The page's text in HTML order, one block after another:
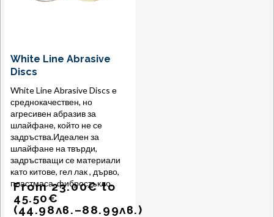
White Line Abrasive
Discs
White Line Abrasive Discs е
среднокачествен, но
агресивен абразив за
шлайфане, който не се
задръства.Идеален за
шлайфане на твърди,
задръстващи се материали
като китове, гел лак , дърво,
пластмаса, фибростъкло.
From23.00€to
45.50€
(44.98лв.–88.99лв.)